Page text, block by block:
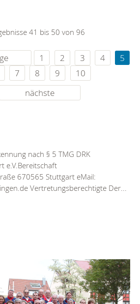
41 bis 50 von 96
1 2 3 4
5
7 8 9
10
nächste
nach § 5 TMG DRK
e.V.Bereitschaft
670565 Stuttgart eMail:
Vertretungsberechtigte Der...